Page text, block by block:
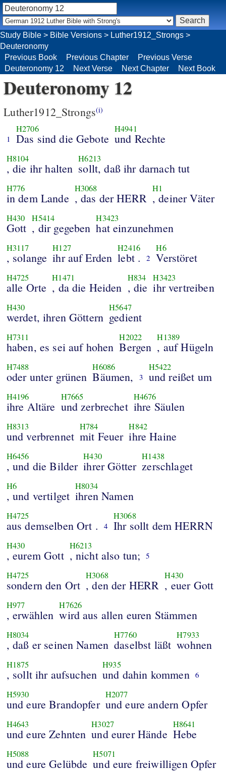
Study Bible > Bible Versions > Luther1912_Strongs >
Deuteronomy
Previous Book
Previous Chapter
Previous Verse
Deuteronomy 12
Next Verse Next Chapter Next Book
Deuteronomy 12
Luther1912_Strongs(i)
1
H2706
Das sind die Gebote
H4941
und Rechte
H8104
, die ihr halten
H6213
sollt, daß ihr darnach tut
H776
in dem Lande
H3068
, das der HERR
H1
, deiner Väter
H430
Gott
H5414
, dir gegeben
H3423
hat einzunehmen
H3117
, solange
H127
ihr auf Erden
H2416
lebt . 2
H6
Verstöret
H4725
alle Orte
H1471
, da die Heiden
H834
, die
H3423
ihr vertreiben
H430
werdet, ihren Göttern
H5647
gedient
H7311
haben, es sei auf hohen
H2022
Bergen
H1389
, auf Hügeln
H7488
oder unter grünen
H6086
Bäumen, 3
H5422
und reißet um
H4196
ihre Altäre
H7665
und zerbrechet
H4676
ihre Säulen
H8313
und verbrennet
H784
mit Feuer
H842
ihre Haine
H6456
, und die Bilder
H430
ihrer Götter
H1438
zerschlaget
H6
, und vertilget
H8034
ihren Namen
H4725
aus demselben Ort . 4
H3068
Ihr sollt dem HERRN
H430
, eurem Gott
H6213
, nicht also tun; 5
H4725
sondern den Ort
H3068
, den der HERR
H430
, euer Gott
H977
, erwählen
H7626
wird aus allen euren Stämmen
H8034
, daß er seinen Namen
H7760
daselbst läßt
H7933
wohnen
H1875
, sollt ihr aufsuchen
H935
und dahin kommen 6
H5930
und eure Brandopfer
H2077
und eure andern Opfer
H4643
und eure Zehnten
H3027
und eurer Hände
H8641
Hebe
H5088
und eure Gelübde
H5071
und eure freiwilligen Opfer